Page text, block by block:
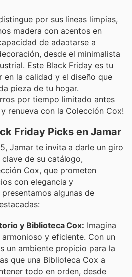
por sus líneas limpias,
madera con acentos en
de adaptarse a
desde el minimalista
Este Black Friday es tu
en la calidad y el diseño que
pieza de tu hogar.
por tiempo limitado antes
renueva con la Colección Cox!
Friday Picks en Jamar
Jamar te invita a darle un giro
de su catálogo,
Cox, que prometen
con elegancia y
algunas de
y Biblioteca Cox: Imagina
y eficiente. Con un
un ambiente propicio para la
que una Biblioteca Cox a
todo en orden, desde